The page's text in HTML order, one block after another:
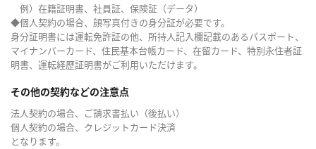
例）在籍証明書、社員証、保険証（データ）
◆個人契約の場合、顔写真付きの身分証が必要です。
身分証明書には運転免許証の他、所持人記入欄記載のあるパスポート、
マイナンバーカード、住民基本台帳カード、在留カード、特別永住者証
明書、運転経歴証明書がご利用いただけます。
その他の契約などの注意点
法人契約の場合、ご請求書払い（後払い）
個人契約の場合、クレジットカード決済
となります。